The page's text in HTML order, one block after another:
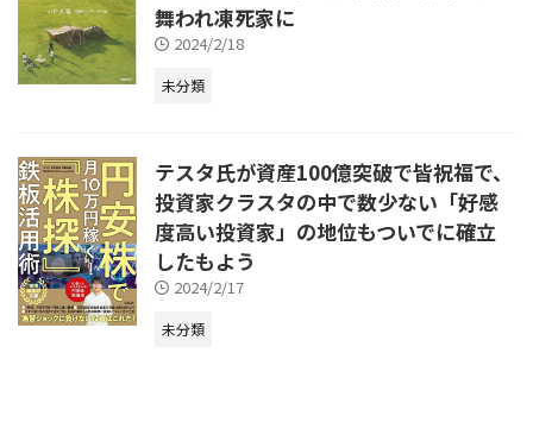
舞われ凍死家に
2024/2/18
未分類
テスタ氏が資産100億突破で皆祝福で、
投資家クラスタの中で数少ない「好感
度高い投資家」の地位もついでに確立
したもよう
2024/2/17
未分類